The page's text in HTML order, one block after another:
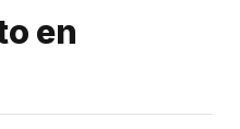
en